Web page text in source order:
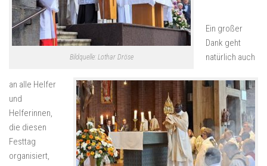
Bildquelle: Lothar Dröse
Ein großer
Dank geht
natürlich auch
an alle Helfer
und
Helferinnen,
die diesen
Festtag
organisiert,